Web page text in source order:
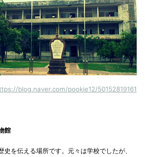
blog.naver.com/pookie12/50152819161
館
史を伝える場所です。元々は学校でしたが、